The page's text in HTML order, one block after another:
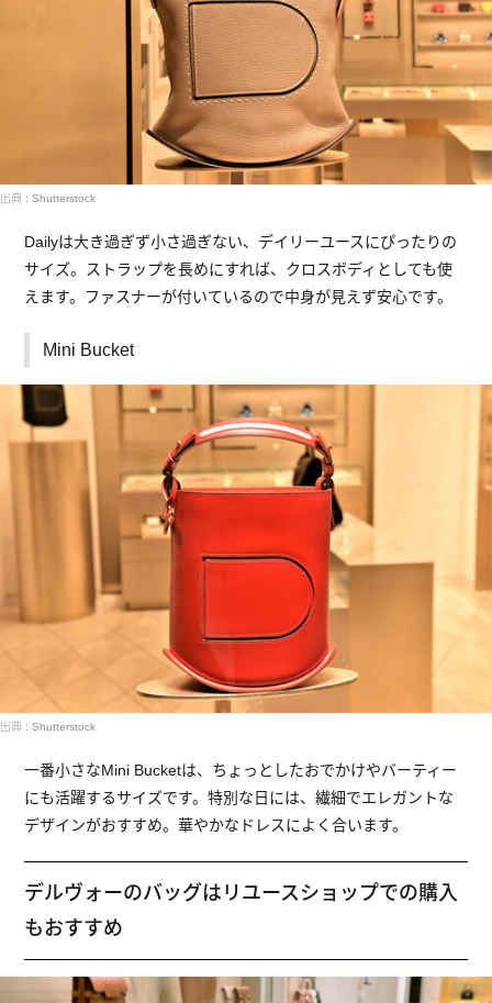
出典 : Shutterstock
Dailyは大き過ぎず小さ過ぎない、デイリーユースにぴったりの
サイズ。ストラップを長めにすれば、クロスボディとしても使
えます。ファスナーが付いているので中身が見えず安心です。
Mini Bucket
出典 : Shutterstock
一番小さなMini Bucketは、ちょっとしたおでかけやバーティー
にも活躍するサイズです。特別な日には、繊細でエレガントな
デザインがおすすめ。華やかなドレスによく合います。
デルヴォーのバッグはリユースショップでの購入
もおすすめ